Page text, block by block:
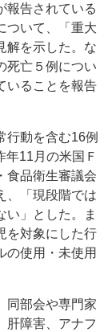
報告されている
ついて、「重大
解を示した。な
死亡５例につい
いることを報告
動を含む16例
年11月の米国Ｆ
食品衛生審議会
、「現段階では
い」とした。ま
を対象にした行
の使用・未使用
同部会や専門家
肝障害、アナフ